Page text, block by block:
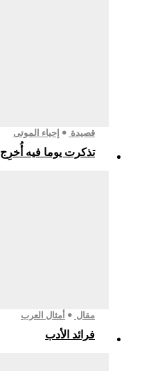
إحياء الموتى
تذكرت يوما فيه أُخرِج سيدي
أمثال العرب
فرائد الأدب